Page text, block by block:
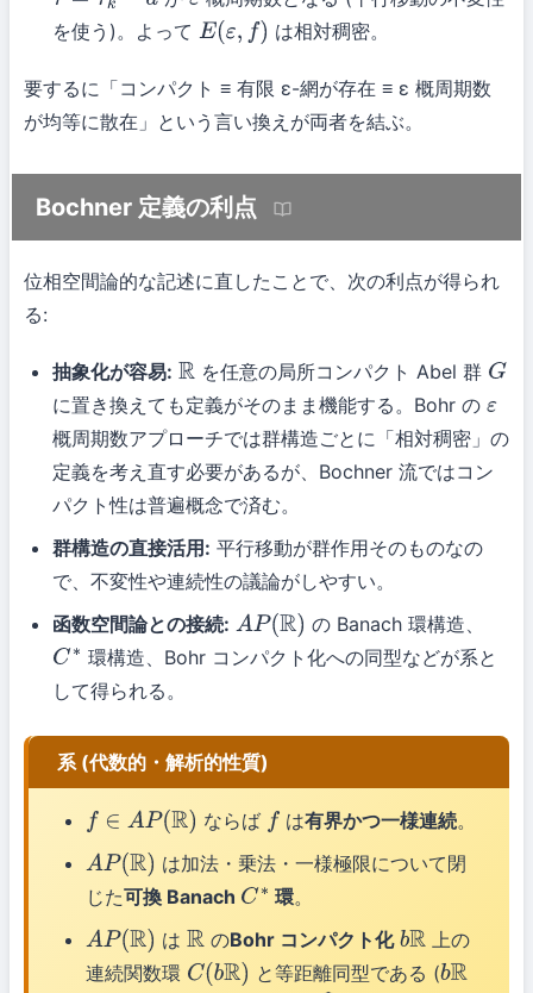
を使う)。よって E(ε,f) は相対稠密。
要するに「コンパクト ≡ 有限 ε-網が存在 ≡ ε 概周期数
が均等に散在」という言い換えが両者を結ぶ。
Bochner 定義の利点
位相空間論的な記述に直したことで、次の利点が得られ
る:
抽象化が容易: R を任意の局所コンパクト Abel 群 G
に置き換えても定義がそのまま機能する。Bohr の ε
概周期数アプローチでは群構造ごとに「相対稠密」の
定義を考え直す必要があるが、Bochner 流ではコン
パクト性は普遍概念で済む。
群構造の直接活用: 平行移動が群作用そのものなの
で、不変性や連続性の議論がしやすい。
函数空間論との接続: AP(R)
の Banach 環構造、
C∗ 環構造、Bohr コンパクト化への同型などが系と
して得られる。
系 (代数的・解析的性質)
f∈A P(R) ならば f は有界かつ一様連続。
AP(R)
は加法・乗法・一様極限について閉
じた可換 Banach C∗ 環。
AP(R) はR のBohr コンパクト化 bR
上の
連続関数環 C(bR) と等距離同型である (bR